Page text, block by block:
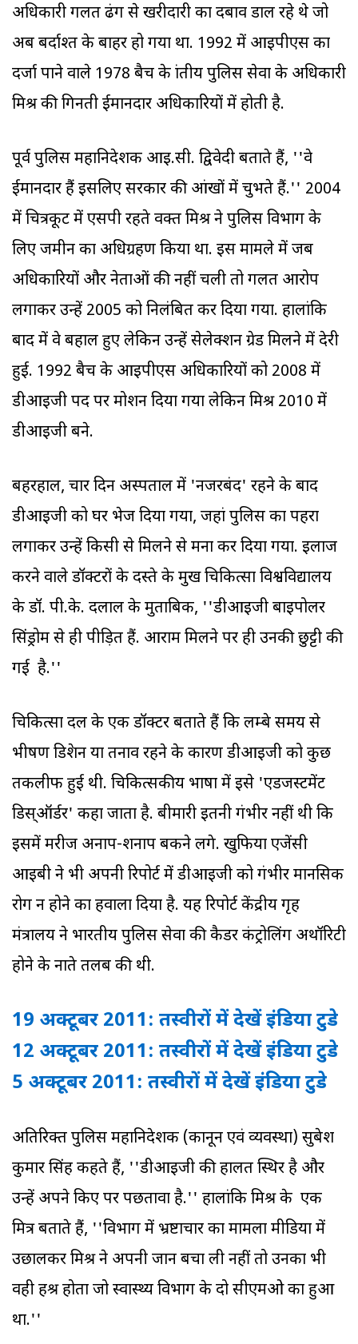
अधिकारी गलत ढंग से खरीदारी का दबाव डाल रहे थे जो
अब बर्दाश्त के बाहर हो गया था. 1992 में आइपीएस का
दर्जा पाने वाले 1978 बैच के प्रांतीय पुलिस सेवा के अधिकारी
मिश्र की गिनती ईमानदार अधिकारियों में होती है.
पूर्व पुलिस महानिदेशक आइ.सी. द्विवेदी बताते हैं, ''वे
ईमानदार हैं इसलिए सरकार की आंखों में चुभते हैं.'' 2004
में चित्रकूट में एसपी रहते वक्त मिश्र ने पुलिस विभाग के
लिए जमीन का अधिग्रहण किया था. इस मामले में जब
अधिकारियों और नेताओं की नहीं चली तो गलत आरोप
लगाकर उन्हें 2005 को निलंबित कर दिया गया. हालांकि
बाद में वे बहाल हुए लेकिन उन्हें सेलेक्शन ग्रेड मिलने में देरी
हुई. 1992 बैच के आइपीएस अधिकारियों को 2008 में
डीआइजी पद पर प्रमोशन दिया गया लेकिन मिश्र 2010 में
डीआइजी बने.
बहरहाल, चार दिन अस्पताल में 'नजरबंद' रहने के बाद
डीआइजी को घर भेज दिया गया, जहां पुलिस का पहरा
लगाकर उन्हें किसी से मिलने से मना कर दिया गया. इलाज
करने वाले डॉक्टरों के दस्ते के प्रमुख चिकित्सा विश्वविद्यालय
के डॉ. पी.के. दलाल के मुताबिक, ''डीआइजी बाइपोलर
सिंड्रोम से ही पीड़ित हैं. आराम मिलने पर ही उनकी छुट्टी की
गई है.''
चिकित्सा दल के एक डॉक्टर बताते हैं कि लम्बे समय से
भीषण डिप्रेशन या तनाव रहने के कारण डीआइजी को कुछ
तकलीफ हुई थी. चिकित्सकीय भाषा में इसे 'एडजस्टमेंट
डिस्ऑर्डर' कहा जाता है. बीमारी इतनी गंभीर नहीं थी कि
इसमें मरीज अनाप-शनाप बकने लगे. खुफिया एजेंसी
आइबी ने भी अपनी रिपोर्ट में डीआइजी को गंभीर मानसिक
रोग न होने का हवाला दिया है. यह रिपोर्ट केंद्रीय गृह
मंत्रालय ने भारतीय पुलिस सेवा की कैडर कंट्रोलिंग अथॉरिटी
होने के नाते तलब की थी.
19 अक्‍टूबर 2011: तस्‍वीरों में देखें इंडिया टुडे
12 अक्‍टूबर 2011: तस्‍वीरों में देखें इंडिया टुडे
5 अक्‍टूबर 2011: तस्‍वीरों में देखें इंडिया टुडे
अतिरिक्त पुलिस महानिदेशक (कानून एवं व्यवस्था) सुबेश
कुमार सिंह कहते हैं, ''डीआइजी की हालत स्थिर है और
उन्हें अपने किए पर पछतावा है.'' हालांकि मिश्र के एक
मित्र बताते हैं, ''विभाग में भ्रष्टाचार का मामला मीडिया में
उछालकर मिश्र ने अपनी जान बचा ली नहीं तो उनका भी
वही हश्र होता जो स्वास्थ्य विभाग के दो सीएमओ का हुआ
था.''